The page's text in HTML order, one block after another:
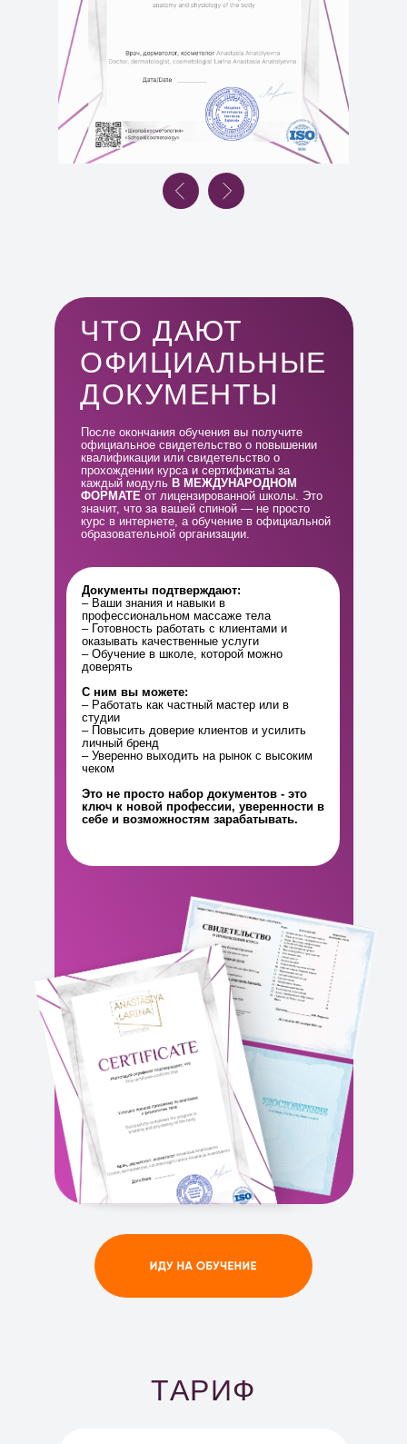
ЗАБРОНИРОВАТЬ
МЕСТО 2000₽
ЧТО ДАЮТ
ОФИЦИАЛЬНЫЕ
ДОКУМЕНТЫ
После окончания обучения вы получите
официальное свидетельство о повышении
квалификации или свидетельство о
прохождении курса и сертификаты за
каждый модуль В МЕЖДУНАРОДНОМ
ФОРМАТЕ от лицензированной школы. Это
значит, что за вашей спиной — не просто
курс в интернете, а обучение в официальной
образовательной организации.
Документы подтверждают:
– Ваши знания и навыки в
профессиональном массаже тела
– Готовность работать с клиентами и
оказывать качественные услуги
– Обучение в школе, которой можно
доверять
С ним вы можете:
– Работать как частный мастер или в
студии
– Повысить доверие клиентов и усилить
личный бренд
– Уверенно выходить на рынок с высоким
чеком
Это не просто набор документов - это
ключ к новой профессии, уверенности в
себе и возможностям зарабатывать.
ТАРИФ